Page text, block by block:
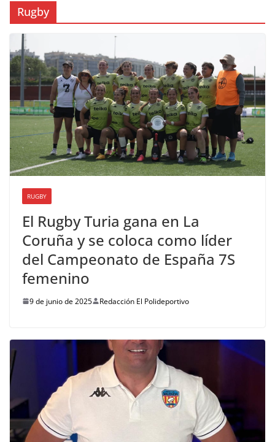
Rugby
RUGBY
El Rugby Turia gana en La
Coruña y se coloca como líder
del Campeonato de España 7S
femenino
9 de junio de 2025 Redacción El Polideportivo